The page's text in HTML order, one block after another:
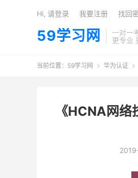
59学习网
一对一
更专业
Hi, 请登录 我要注册 找回
当前位置： 59学习网  华为认证 
《HCNA网